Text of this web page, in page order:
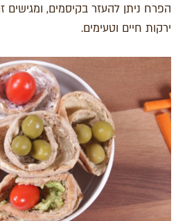
הפרח ניתן להעזר בקיסמים, ומגישים
ירקות חיים וטעימים.